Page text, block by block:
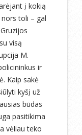
į kokią
toli – gal
visą
M.
ir
Kaip sakė
kyšį už
būdas
pasitikima
vėliau teko